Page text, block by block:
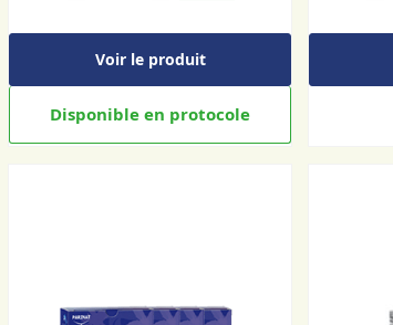
Voir le produit
Disponible en protocole